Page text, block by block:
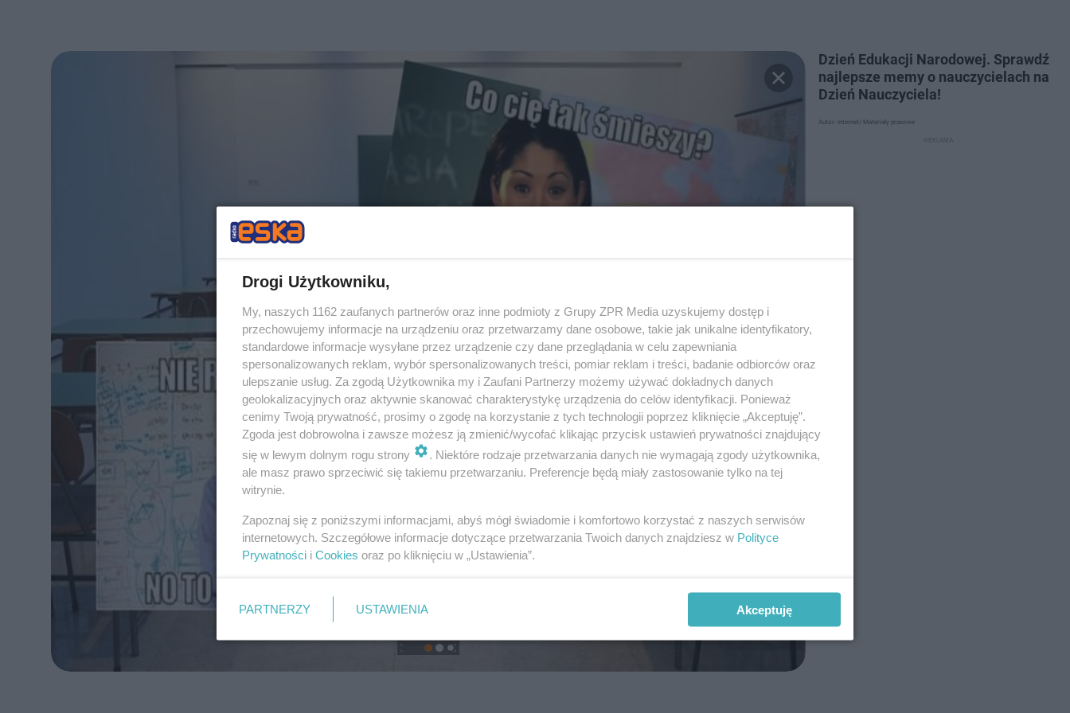
Dzień Edukacji Narodowej. Sprawdź
najlepsze memy o nauczycielach na
Dzień Nauczyciela!
Autor: Internet/ Materiały prasowe
Drogi Użytkowniku,
My, naszych 1162 zaufanych partnerów oraz inne podmioty z Grupy ZPR Media uzyskujemy dostęp i
przechowujemy informacje na urządzeniu oraz przetwarzamy dane osobowe, takie jak unikalne identyfikatory,
standardowe informacje wysyłane przez urządzenie czy dane przeglądania w celu zapewniania
spersonalizowanych reklam, wybór spersonalizowanych treści, pomiar reklam i treści, badanie odbiorców oraz
ulepszanie usług. Za zgodą Użytkownika my i Zaufani Partnerzy możemy używać dokładnych danych
geolokalizacyjnych oraz aktywnie skanować charakterystykę urządzenia do celów identyfikacji. Ponieważ
cenimy Twoją prywatność, prosimy o zgodę na korzystanie z tych technologii poprzez kliknięcie „Akceptuję”.
Zgoda jest dobrowolna i zawsze możesz ją zmienić/wycofać klikając przycisk ustawień prywatności znajdujący
się w lewym dolnym rogu strony
. Niektóre rodzaje przetwarzania danych nie wymagają zgody użytkownika,
ale masz prawo sprzeciwić się takiemu przetwarzaniu. Preferencje będą miały zastosowanie tylko na tej
witrynie.
Zapoznaj się z poniższymi informacjami, abyś mógł świadomie i komfortowo korzystać z naszych serwisów
internetowych. Szczegółowe informacje dotyczące przetwarzania Twoich danych znajdziesz w Polityce
Prywatności i Cookies oraz po kliknięciu w „Ustawienia”.
PARTNERZY USTAWIENIA Akceptuję